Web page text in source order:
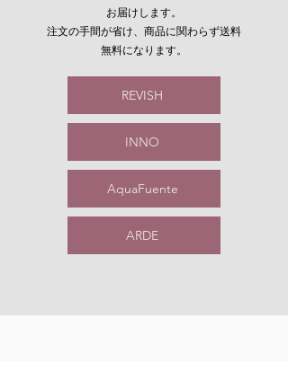
お届けします。
注文の手間が省け、商品に関わらず送料
無料になります。
REVISH
INNO
AquaFuente
ARDE